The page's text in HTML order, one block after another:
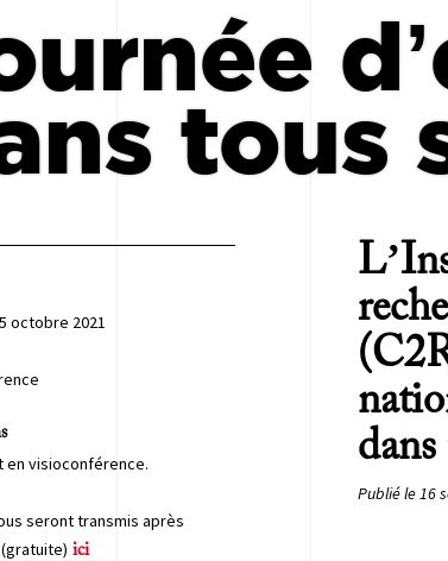
tous
octobre 2021
en visioconférence.
seront transmis après
ici
dans
Publié le 16